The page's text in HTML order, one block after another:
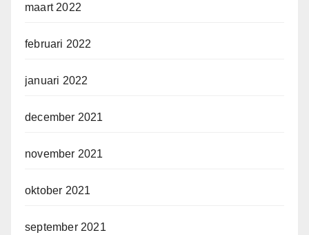
maart 2022
februari 2022
januari 2022
december 2021
november 2021
oktober 2021
september 2021